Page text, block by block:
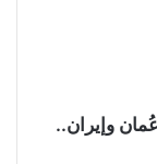
وإيران..